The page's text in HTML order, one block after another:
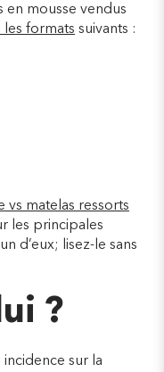
en mousse vendus
les formats suivants :
vs matelas ressorts
les principales
d’eux; lisez-le sans
?
sur la